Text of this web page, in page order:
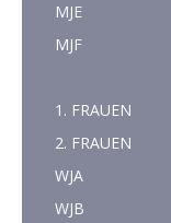
MJE
MJF
1. FRAUEN
2. FRAUEN
WJA
WJB